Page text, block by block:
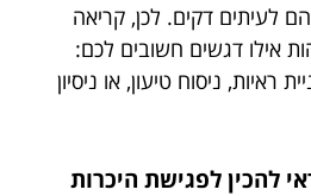
לעיתים דקים. לכן, קריאה
אילו דגשים חשובים לכם:
ראיות, ניסוח טיעון, או ניסיון
להכין לפגישת היכרות